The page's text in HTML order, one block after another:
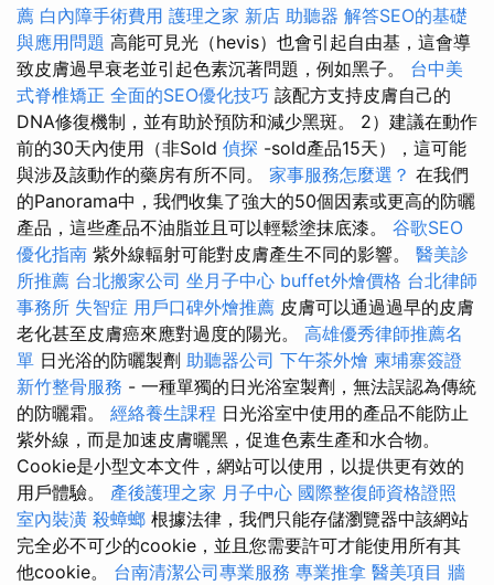
薦 白內障手術費用 護理之家 新店 助聽器 解答SEO的基礎
與應用問題 高能可見光（hevis）也會引起自由基，這會導
致皮膚過早衰老並引起色素沉著問題，例如黑子。 台中美
式脊椎矯正 全面的SEO優化技巧 該配方支持皮膚自己的
DNA修復機制，並有助於預防和減少黑斑。 2）建議在動作
前的30天內使用（非Sold 偵探 -sold產品15天），這可能
與涉及該動作的藥房有所不同。 家事服務怎麼選？ 在我們
的Panorama中，我們收集了強大的50個因素或更高的防曬
產品，這些產品不油脂並且可以輕鬆塗抹底漆。 谷歌SEO
優化指南 紫外線輻射可能對皮膚產生不同的影響。 醫美診
所推薦 台北搬家公司 坐月子中心 buffet外燴價格 台北律師
事務所 失智症 用戶口碑外燴推薦 皮膚可以通過過早的皮膚
老化甚至皮膚癌來應對過度的陽光。 高雄優秀律師推薦名
單 日光浴的防曬製劑 助聽器公司 下午茶外燴 柬埔寨簽證
新竹整骨服務 - 一種單獨的日光浴室製劑，無法誤認為傳統
的防曬霜。 經絡養生課程 日光浴室中使用的產品不能防止
紫外線，而是加速皮膚曬黑，促進色素生產和水合物。
Cookie是小型文本文件，網站可以使用，以提供更有效的
用戶體驗。 產後護理之家 月子中心 國際整復師資格證照
室內裝潢 殺蟑螂 根據法律，我們只能存儲瀏覽器中該網站
完全必不可少的cookie，並且您需要許可才能使用所有其
他cookie。 台南清潔公司專業服務 專業推拿 醫美項目 牆